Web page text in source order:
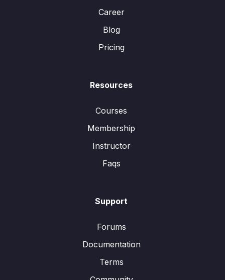
Career
Blog
Pricing
Resources
Courses
Membership
Instructor
Faqs
Support
Forums
Documentation
Terms